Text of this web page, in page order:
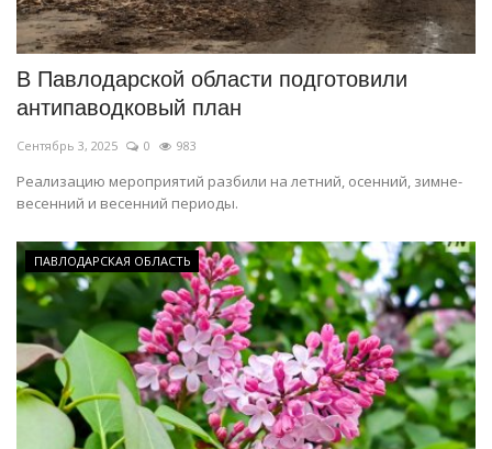
В Павлодарской области подготовили
антипаводковый план
Сентябрь 3, 2025 0 983
Реализацию мероприятий разбили на летний, осенний, зимне-
весенний и весенний периоды.
ПАВЛОДАРСКАЯ ОБЛАСТЬ